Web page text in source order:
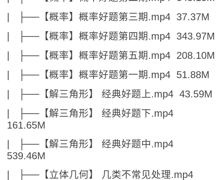
| ├──【概率】概率好题第三期.mp4 37.37M
| ├──【概率】概率好题第四期.mp4 343.97M
| ├──【概率】概率好题第五期.mp4 208.10M
| ├──【概率】概率好题第一期.mp4 51.88M
| ├──【解三角形】 经典好题上.mp4 43.59M
| ├──【解三角形】 经典好题下.mp4
161.65M
| ├──【解三角形】 经典好题中.mp4
539.46M
| ├──【立体几何】 几类不常见处理.mp4